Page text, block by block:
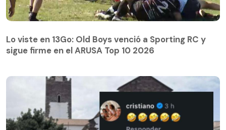
Lo viste en 13Go: Old Boys venció a Sporting RC y
sigue firme en el ARUSA Top 10 2026